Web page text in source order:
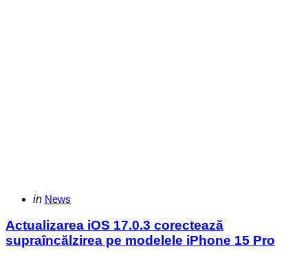
Categories
Posted
in News
Actualizarea iOS 17.0.3 corectează
supraîncălzirea pe modelele iPhone 15 Pro